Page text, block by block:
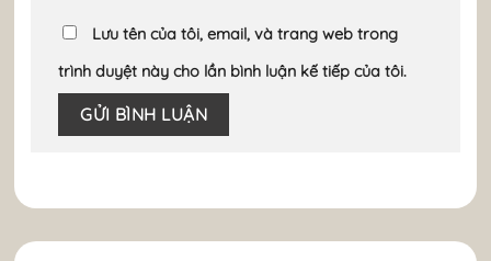
Lưu tên của tôi, email, và trang web trong
trình duyệt này cho lần bình luận kế tiếp của tôi.